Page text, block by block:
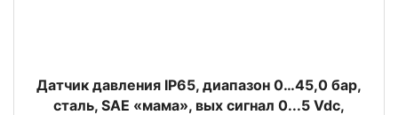
Датчик давления IP65, диапазон 0…45,0 бар,
сталь, SAE «мама», вых сигнал 0...5 Vdc,